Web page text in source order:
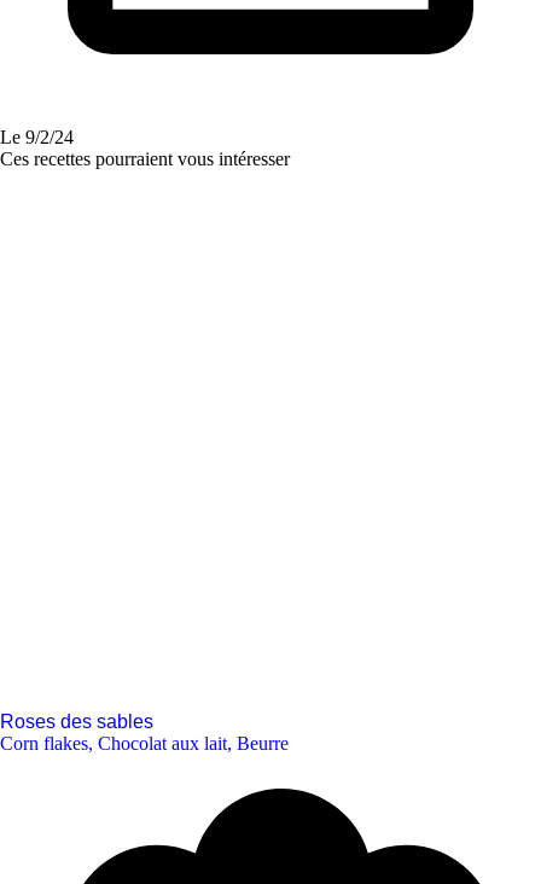
Le 9/2/24
Ces recettes pourraient vous intéresser
Roses des sables
Corn flakes, Chocolat aux lait, Beurre